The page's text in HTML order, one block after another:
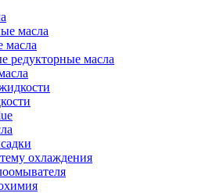
масла
масла
редукторные масла
охлаждения